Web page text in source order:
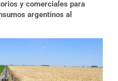
y comerciales para
argentinos al